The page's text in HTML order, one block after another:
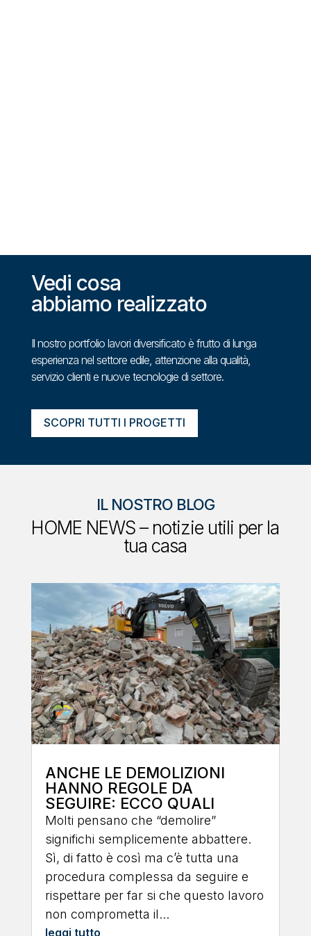
Vedi cosa
abbiamo realizzato
Il nostro portfolio lavori diversificato è frutto di lunga
esperienza nel settore edile, attenzione alla qualità,
servizio clienti e nuove tecnologie di settore.
SCOPRI TUTTI I PROGETTI
IL NOSTRO BLOG
HOME NEWS – notizie utili per la
tua casa
ANCHE LE DEMOLIZIONI
HANNO REGOLE DA
SEGUIRE: ECCO QUALI
Molti pensano che “demolire”
significhi semplicemente abbattere.
Sì, di fatto è così ma c’è tutta una
procedura complessa da seguire e
rispettare per far si che questo lavoro
non comprometta il...
leggi tutto